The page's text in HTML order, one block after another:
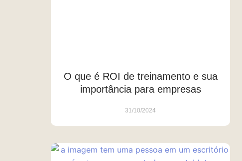
O que é ROI de treinamento e sua
importância para empresas
31/10/2024